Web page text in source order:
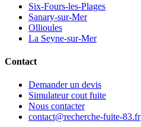
Six-Fours-les-Plages
Sanary-sur-Mer
Ollioules
La Seyne-sur-Mer
Contact
Demander un devis
Simulateur cout fuite
Nous contacter
contact@recherche-fuite-83.fr